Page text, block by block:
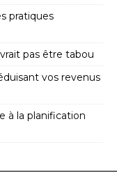
pratiques
pas être tabou
vos revenus
à la planification